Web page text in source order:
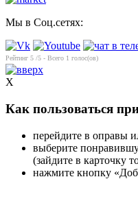
Мы в Соц.сетях:
Рейтинг 5 /5 - Всего 1 голос(ов)
X
Как пользоваться
перейдите в оправы
выберите
(зайдите в карточку
нажмите кнопку